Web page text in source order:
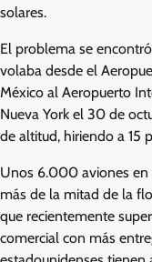
solares.
El problema se
volaba desde el
México al Aeropuerto
Nueva York el 30 de
de altitud, hiriendo a 15
Unos 6.000 aviones
más de la mitad de la
que recientemente
comercial con más